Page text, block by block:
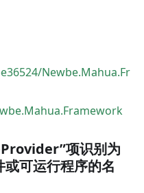
Newbe.Mahua.Fr
项识别为
可运行程序的名